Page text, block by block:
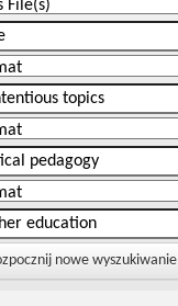
nowe wyszukiwanie